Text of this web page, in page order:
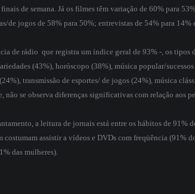
finais de semana. Já os filmes têm variação de 60% para
de jogos de 58% para 50%; entrevistas de 54% para
de rádio  que registra um índice geral de 93% -, os
(43%), horóscopo (38%), música popular/
transmissão de esportes/ de jogos (24%), música
não se observa diferenças significativas com relação aos
a leitura de jornais está entre os hábitos de 91%
costumam assistir a vídeos e DVDs com freqüência (91%
das mulheres).